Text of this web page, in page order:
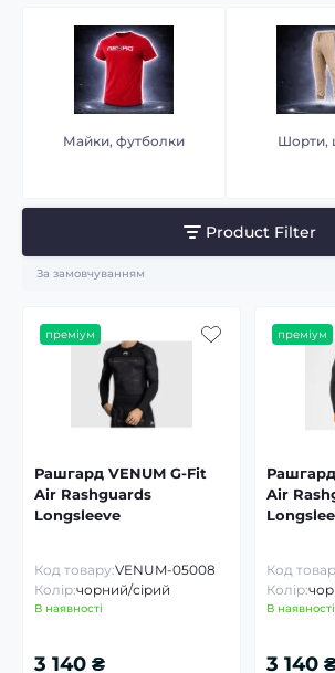
Майки, футболки Шорти,
Product Filter
преміум
Рашгард VENUM G-Fit
Air Rashguards
Longsleeve
Код товару:VENUM-05008
Колір:чорний/сірий
В наявності
3 140 ₴
преміум
Air
Код
Колір:
В наявності
3 140